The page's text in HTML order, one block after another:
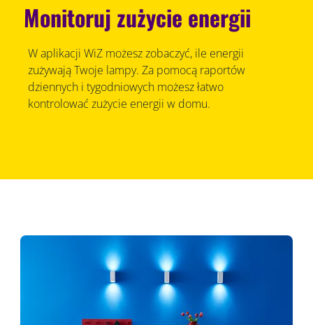
Monitoruj zużycie energii
W aplikacji WiZ możesz zobaczyć, ile energii
zużywają Twoje lampy. Za pomocą raportów
dziennych i tygodniowych możesz łatwo
kontrolować zużycie energii w domu.